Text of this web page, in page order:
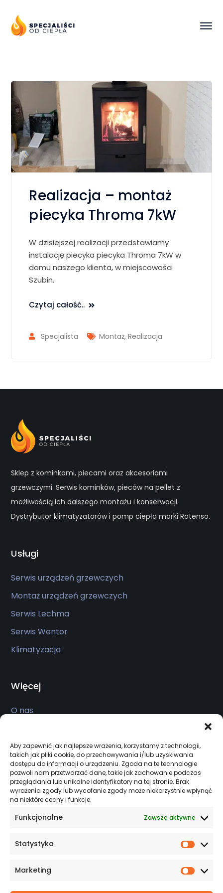
Aby zapewnić jak najlepsze wrażenia, korzystamy z technologii,
takich jak pliki cookie, do przechowywania i/lub uzyskiwania
dostępu do informacji o urządzeniu. Zgoda na te technologie
pozwoli nam przetwarzać dane, takie jak zachowanie podczas
przeglądania lub unikalne identyfikatory na tej stronie. Brak
wyrażenia zgody lub wycofanie zgody może niekorzystnie wpłynąć
na niektóre cechy i funkcje.
Funkcjonalne Zawsze aktywne
Statystyka
Marketing
Realizacja – montaż
piecyka Throma 7kW
W dzisiejszej realizacji przedstawiamy
instalację piecyka piecyka Throma 7kW w
domu naszego klienta, w miejscowości
Szubin.
Czytaj całość..
Specjalista Montaż,Realizacja
Sklep z kominkami, piecami oraz akcesoriami
grzewczymi. Serwis kominków, pieców na pellet z
możliwością ich dalszego montażu i konserwacji.
Dystrybutor klimatyzatorów i pomp ciepła marki Rotenso.
Usługi
Serwis urządzeń grzewczych
Montaż urządzeń grzewczych
Serwis Lechma
Serwis Wentor
Klimatyzacja
Więcej
O nas
Sklep
Realizacje
Kontakt
Salon firmowy
Serwis czynny 24/7